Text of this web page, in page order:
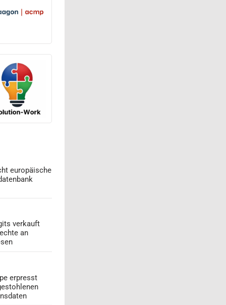
europäische
verkauft
an
erpresst